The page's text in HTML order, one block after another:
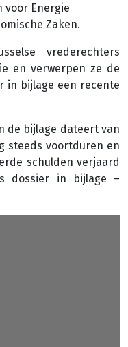
voor Energie
Zaken.
vrederechters
en verwerpen ze de
in bijlage een recente
de bijlage dateert van
steeds voortduren en
schulden verjaard
dossier in bijlage –